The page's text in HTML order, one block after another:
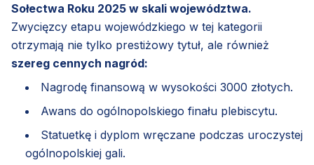
Sołectwa Roku 2025 w skali województwa.
Zwycięzcy etapu wojewódzkiego w tej kategorii
otrzymają nie tylko prestiżowy tytuł, ale również
szereg cennych nagród:
Nagrodę finansową w wysokości 3000 złotych.
Awans do ogólnopolskiego finału plebiscytu.
Statuetkę i dyplom wręczane podczas uroczystej
ogólnopolskiej gali.